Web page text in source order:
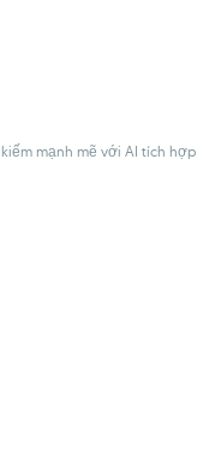
mạnh mẽ với AI tích hợp